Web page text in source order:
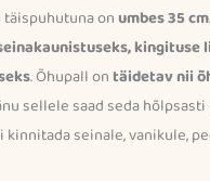
onumbes 35 cm
kingituse
. Õhupall ontäidetav nii
sellele saad seda
kinnitada seinale, vanikule,